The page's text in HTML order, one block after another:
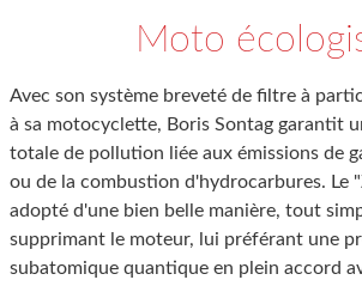
Moto
Avec son système breveté de filtre à
à sa motocyclette, Boris Sontag garantit
totale de pollution liée aux émissions de
ou de la combustion d'hydrocarbures. Le
adopté d'une bien belle manière, tout
supprimant le moteur, lui préférant une
subatomique quantique en plein accord